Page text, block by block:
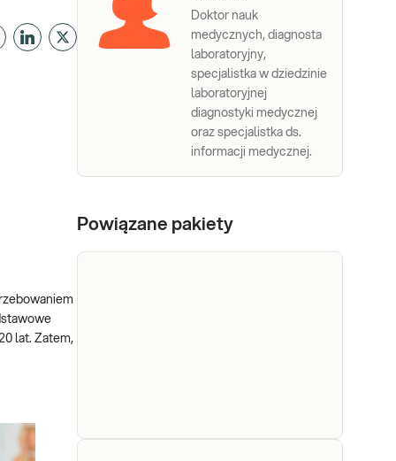
lat. Zatem,
Doktor nauk
medycznych, diagnosta
laboratoryjny,
specjalistka w dziedzinie
laboratoryjnej
diagnostyki medycznej
oraz specjalistka ds.
informacji medycznej.
Powiązane pakiety